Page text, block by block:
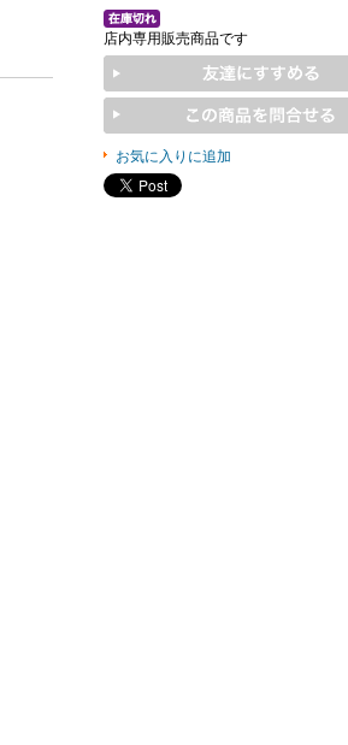
店内専用販売商品です
お気に入りに追加